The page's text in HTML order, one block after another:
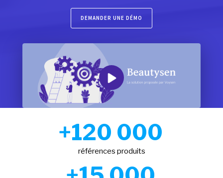
DEMANDER UNE DÉMO
+120 000
références produits